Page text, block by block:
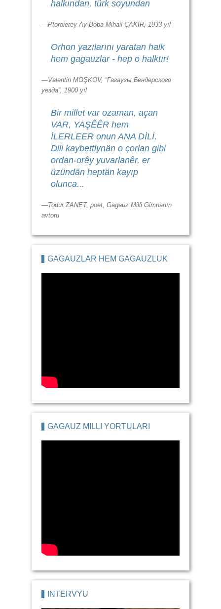
halkından, türk soyundan
—Ptoroierey Ay-Boba Mihail ÇAKİR, 1933 yıl
Orhon yazılarını yaratan halk
hem gagauzlar - hep o halktır!
—Valentin MOŞKOV, “Гагаузы Бендерского
уезда”, 1900 yıl
Bir millet var ozaman, açan
VAR, YAŞÊÊR hem
İLERLEER onun ANA DİLİ.
Dili kaybettiynän o çorlan gibi
ordan-orêy yuvarlanêr, er
üzündän heptän kayıp
olunca...
—Todur ZANET, poet, Gagauz Milli Gimnanın
avtoru
GAGAUZLAR HEM GAGAUZLUK
GAGAUZ MILLI YORTULARI
İNTERVYU